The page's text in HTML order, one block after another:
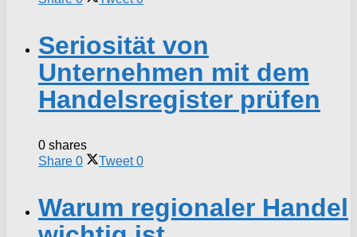
Seriosität von
Unternehmen mit dem
Handelsregister prüfen
0 shares
Share 0 Tweet 0
Warum regionaler Handel